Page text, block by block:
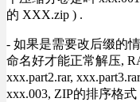
的 XXX.zip ) .
- 如果是需要改后缀的
命名好才能正常解压,
xxx.part2.rar,
xxx.003, ZIP的排序格式